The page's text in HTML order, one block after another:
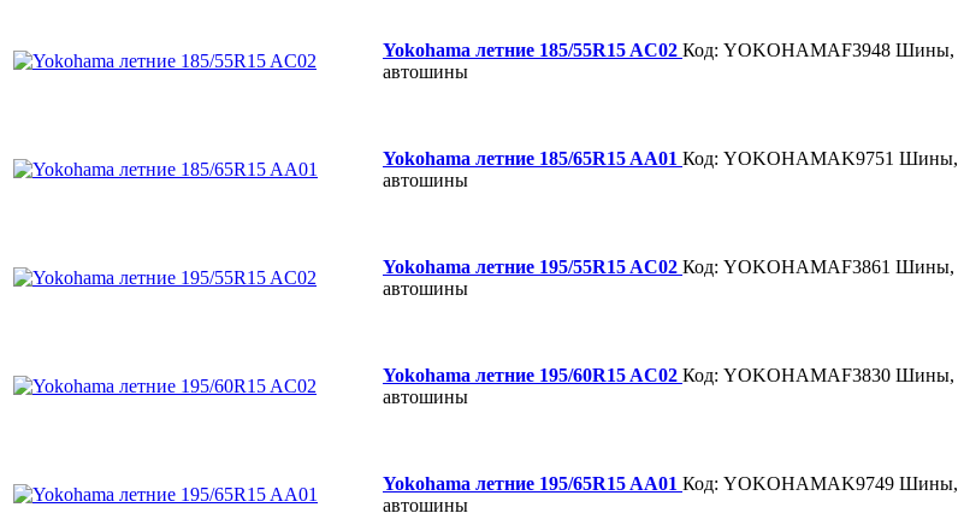
Yokohama летние 185/55R15 AC02 Код: YOKOHAMAF3948 Шины,
автошины
Yokohama летние 185/65R15 AA01 Код: YOKOHAMAK9751 Шины,
автошины
Yokohama летние 195/55R15 AC02 Код: YOKOHAMAF3861 Шины,
автошины
Yokohama летние 195/60R15 AC02 Код: YOKOHAMAF3830 Шины,
автошины
Yokohama летние 195/65R15 AA01 Код: YOKOHAMAK9749 Шины,
автошины